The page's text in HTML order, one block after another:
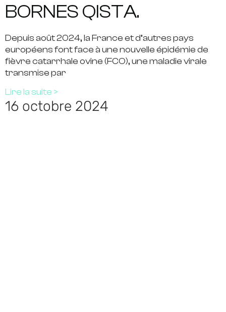
BORNES QISTA.
Depuis août 2024, la France et d’autres pays
européens font face à une nouvelle épidémie de
fièvre catarrhale ovine (FCO), une maladie virale
transmise par
Lire la suite >
16 octobre 2024